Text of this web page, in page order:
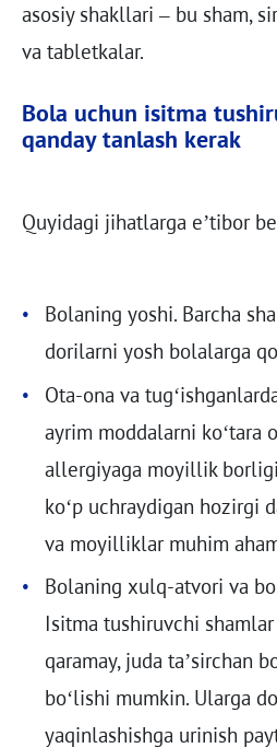
asosiy shakllari – bu sham,
va tabletkalar.
Bola uchun isitma
qanday tanlash kerak
Quyidagi jihatlarga e’tibor
Bolaning yoshi. Barcha
dorilarni yosh bolalarga
Ota-ona va
ayrim moddalarni ko‘tara
allergiyaga moyillik
ko‘p uchraydigan hozirgi
va moyilliklar muhim
Bolaning xulq-atvori va
Isitma tushiruvchi
qaramay, juda ta’sirchan
bo‘lishi mumkin. Ularga
yaqinlashishga urinish